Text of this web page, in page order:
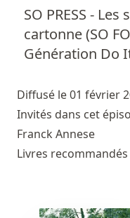
SO PRESS -
cartonne (SO
Génération Do
Diffusé le 01 février
Invités dans cet
Franck Annese
Livres
Personnes
Livres les plus
Prix littéraires